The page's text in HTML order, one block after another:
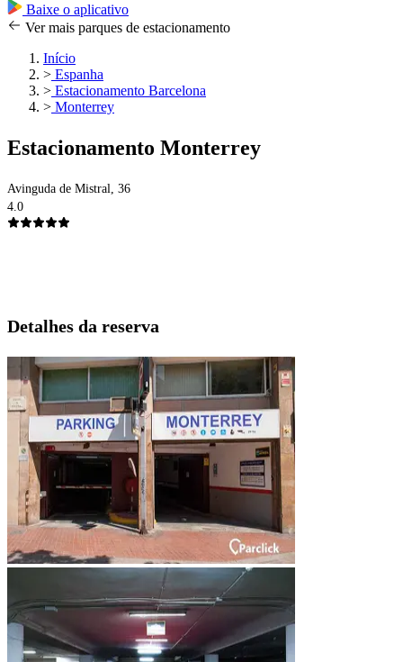
Baixe o aplicativo
Ver mais parques de estacionamento
Início
> Espanha
> Estacionamento Barcelona
> Monterrey
Estacionamento Monterrey
Avinguda de Mistral, 36
4.0
Detalhes da reserva